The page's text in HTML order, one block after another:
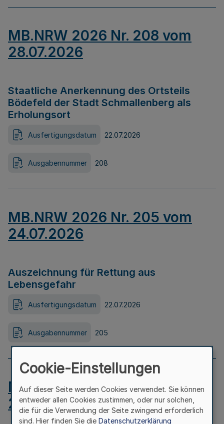
MB.NRW 2026 Nr. 208 vom
28.07.2026
Staatliche Anerkennung des Ortsteils
Bödefeld der Stadt Schmallenberg als
Erholungsort
Ausfertigungsdatum 22.07.2026
Ausgabennummer 208
MB.NRW 2026 Nr. 205 vom
24.07.2026
Auszeichnung für Rettung aus
Lebensgefahr
Ausfertigungsdatum 22.07.2026
Ausgabennummer 205
MB.NRW 2026 Nr. 204 vom
24.07.2026
Cookie-Einstellungen
Auf dieser Seite werden Cookies verwendet. Sie können
entweder allen Cookies zustimmen, oder nur solchen,
die für die Verwendung der Seite zwingend erforderlich
sind. Hier finden Sie die Datenschutzerklärung